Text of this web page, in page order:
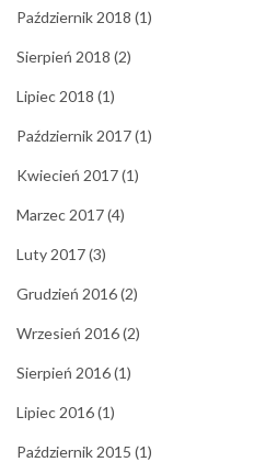
Październik 2018 (1)
Sierpień 2018 (2)
Lipiec 2018 (1)
Październik 2017(1)
Kwiecień 2017(1)
Marzec 2017(4)
Luty 2017(3)
Grudzień 2016(2)
Wrzesień 2016(2)
Sierpień 2016(1)
Lipiec 2016(1)
Październik 2015 (1)